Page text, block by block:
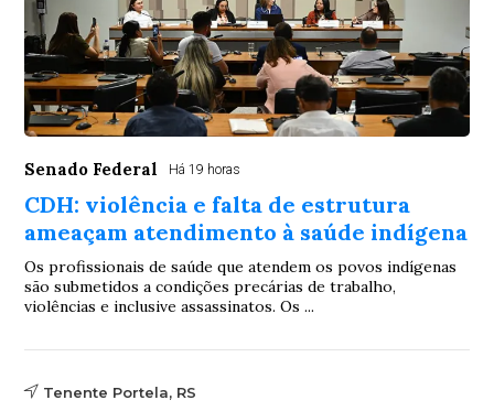
Senado Federal Há 19 horas
CDH: violência e falta de estrutura
ameaçam atendimento à saúde indígena
Os profissionais de saúde que atendem os povos indígenas
são submetidos a condições precárias de trabalho,
violências e inclusive assassinatos. Os ...
Tenente Portela, RS